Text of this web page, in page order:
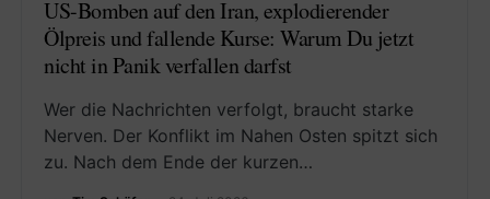
US-Bomben auf den Iran, explodierender
Ölpreis und fallende Kurse: Warum Du jetzt
nicht in Panik verfallen darfst
Wer die Nachrichten verfolgt, braucht starke
Nerven. Der Konflikt im Nahen Osten spitzt sich
zu. Nach dem Ende der kurzen…